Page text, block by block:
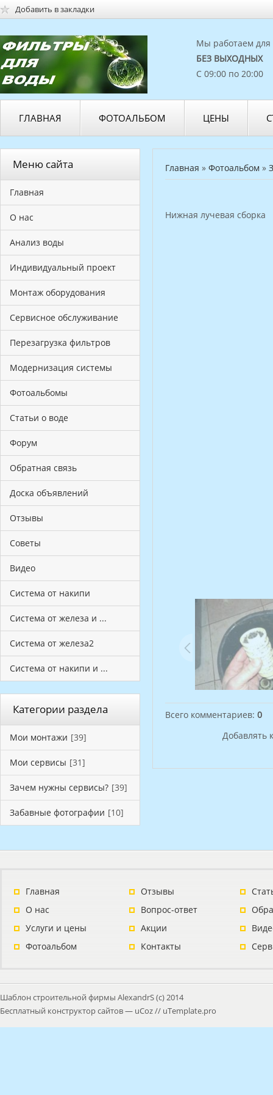
Добавить в закладки
Мы работаем для
БЕЗ ВЫХОДНЫХ
С 09:00 по 20:00
ГЛАВНАЯ ФОТОАЛЬБОМ ЦЕНЫ
Меню сайта
Главная
О нас
Анализ воды
Индивидуальный проект
Монтаж оборудования
Сервисное обслуживание
Перезагрузка фильтров
Модернизация системы
Фотоальбомы
Статьи о воде
Форум
Обратная связь
Доска объявлений
Отзывы
Советы
Видео
Система от накипи
Система от железа и ...
Система от железа2
Система от накипи и ...
Категории раздела
Мои монтажи [39]
Мои сервисы [31]
Зачем нужны сервисы? [39]
Забавные фотографии [10]
Главная » Фотоальбом »
Нижная лучевая сборка
Всего комментариев: 0
Добавлять
Главная
О нас
Услуги и цены
Фотоальбом
Отзывы
Вопрос-ответ
Акции
Контакты
Шаблон строительной фирмы AlexandrS (с) 2014
Бесплатный конструктор сайтов— uCoz// uTemplate.pro